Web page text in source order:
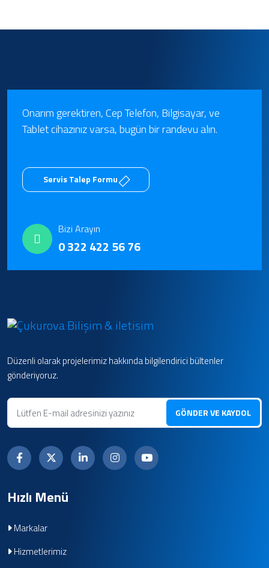
Onarım gerektiren, Cep Telefon, Bilgisayar, ve
Tablet cihazınız varsa, bugün bir randevu alın.
Servis Talep Formu
Bizi Arayın
0 322 422 56 76
Düzenli olarak projelerimiz hakkında bilgilendirici bültenler
gönderiyoruz.
GÖNDER VE KAYDOL
Hızlı Menü
Markalar
Hizmetlerimiz